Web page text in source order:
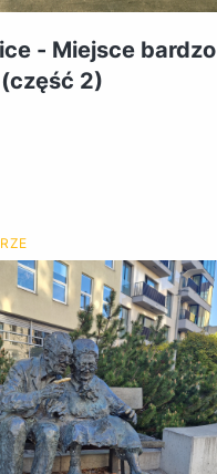
- Miejsce bardzo
2)